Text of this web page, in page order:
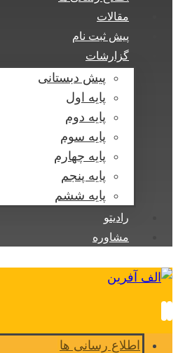
مقالات
پیش ثبت نام
گزارشات
پیش دبستانی
پایه اول
پایه دوم
پایه سوم
پایه چهارم
پایه پنجم
پایه ششم
رادیتو
مشاوره
اطلاع رسانی ها